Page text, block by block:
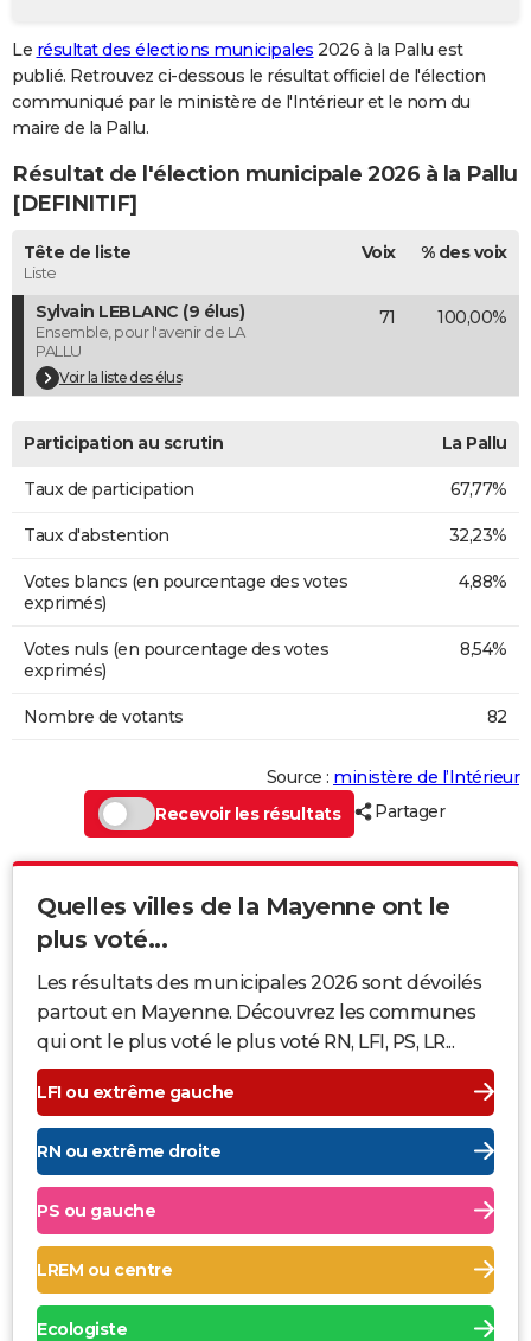
GUIDES D'ACHAT
BONS PLANS
CARTE DE VOEUX
Carte de Noël
Carte Bonne année
Carte Saint-Valentin
Carte Pâques
Carte d'anniversaire
DICTIONNAIRE
Dictionnaire
Biographies
Citations
Expressions
Proverbes
PROGRAMME TV
COPAINS D'AVANT
S'inscrire
Se connecter
Lycées
Collèges
Primaires
Universités
Entreprises
Service militaire
Avis de recherche
AVIS DE DÉCÈS
Bricolage
Lifestyle
Culture
Sport
Auto
Television
Voyage
Cinema
Le résultat des élections municipales 2026 à la Pallu est
publié. Retrouvez ci-dessous le résultat officiel de l'élection
communiqué par le ministère de l'Intérieur et le nom du
maire de la Pallu.
Résultat de l'élection municipale 2026 à la Pallu
[DEFINITIF]
Tête de liste
Liste
Voix % des voix
Sylvain LEBLANC (9 élus)
Ensemble, pour l'avenir de LA
PALLU
Voir la liste des élus
71 100,00%
Participation au scrutin La Pallu
Taux de participation 67,77%
Taux d'abstention 32,23%
Votes blancs (en pourcentage des votes
exprimés)
4,88%
Votes nuls (en pourcentage des votes
exprimés)
8,54%
Nombre de votants 82
Source : ministère de l’Intérieur
Recevoir les résultats
Partager
Quelles villes de la Mayenne ont le
plus voté...
Les résultats des municipales 2026 sont dévoilés
partout en Mayenne. Découvrez les communes
qui ont le plus voté le plus voté RN, LFI, PS, LR...
LFI ou extrême gauche
RN ou extrême droite
PS ou gauche
LREM ou centre
Ecologiste